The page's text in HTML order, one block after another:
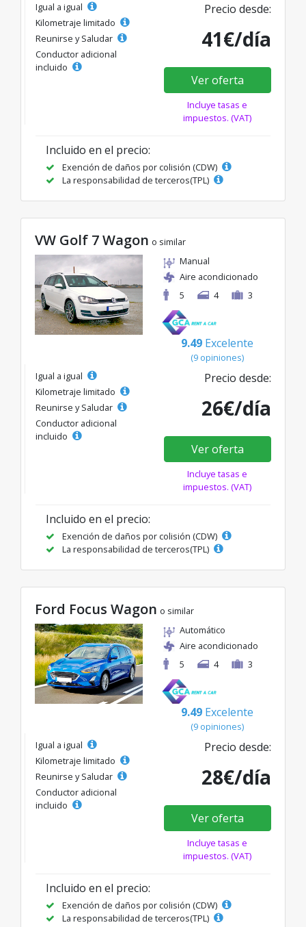
Igual a igual
Kilometraje limitado
Reunirse y Saludar
Conductor adicional
incluido
Precio desde:
41€/día
Ver oferta
Incluye tasas e
impuestos. (VAT)
Incluido en el precio:
Exención de daños por colisión (CDW)
La responsabilidad de terceros(TPL)
VW Golf 7 Wagon o similar
Manual
Aire acondicionado
5
4 3
9.49 Excelente
(9 opiniones)
Igual a igual
Kilometraje limitado
Reunirse y Saludar
Conductor adicional
incluido
Precio desde:
26€/día
Ver oferta
Incluye tasas e
impuestos. (VAT)
Incluido en el precio:
Exención de daños por colisión (CDW)
La responsabilidad de terceros(TPL)
Ford Focus Wagon o similar
Automático
Aire acondicionado
5
4 3
9.49 Excelente
(9 opiniones)
Igual a igual
Kilometraje limitado
Reunirse y Saludar
Conductor adicional
incluido
Precio desde:
28€/día
Ver oferta
Incluye tasas e
impuestos. (VAT)
Incluido en el precio:
Exención de daños por colisión (CDW)
La responsabilidad de terceros(TPL)